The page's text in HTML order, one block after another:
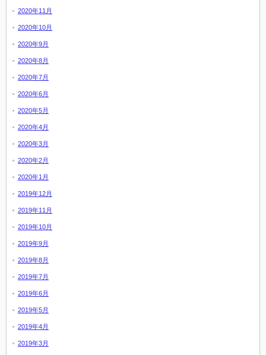
2020年11月
2020年10月
2020年9月
2020年8月
2020年7月
2020年6月
2020年5月
2020年4月
2020年3月
2020年2月
2020年1月
2019年12月
2019年11月
2019年10月
2019年9月
2019年8月
2019年7月
2019年6月
2019年5月
2019年4月
2019年3月